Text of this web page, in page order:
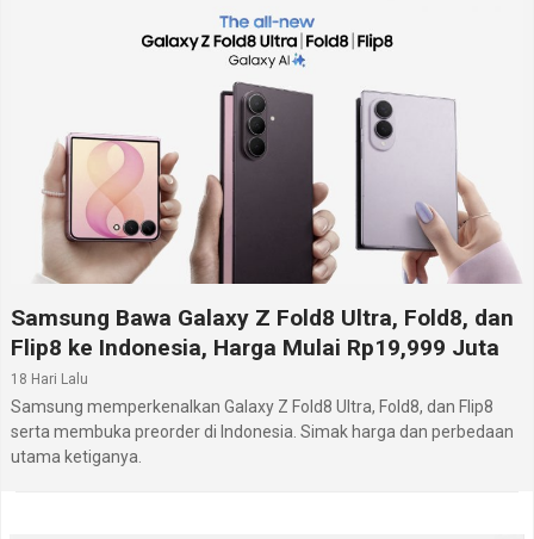
Samsung Bawa Galaxy Z Fold8 Ultra, Fold8, dan
Flip8 ke Indonesia, Harga Mulai Rp19,999 Juta
18 Hari Lalu
Samsung memperkenalkan Galaxy Z Fold8 Ultra, Fold8, dan Flip8
serta membuka preorder di Indonesia. Simak harga dan perbedaan
utama ketiganya.